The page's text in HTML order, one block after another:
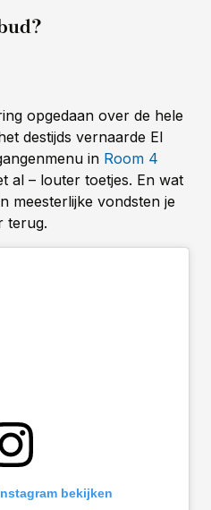
opgedaan over de hele
destijds vernaarde El
in Room 4
al – louter toetjes. En wat
meesterlijke vondsten je
terug.
bekijken